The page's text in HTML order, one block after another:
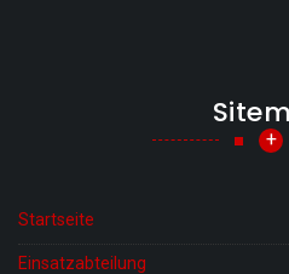
+
Startseite
Einsatzabteilung